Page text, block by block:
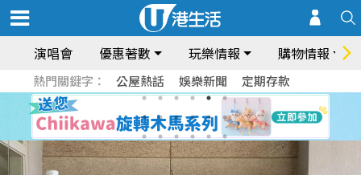
演唱會 優惠著數 玩樂情報 購物情報
熱門關鍵字： 公屋熱話 娛樂新聞 定期存款